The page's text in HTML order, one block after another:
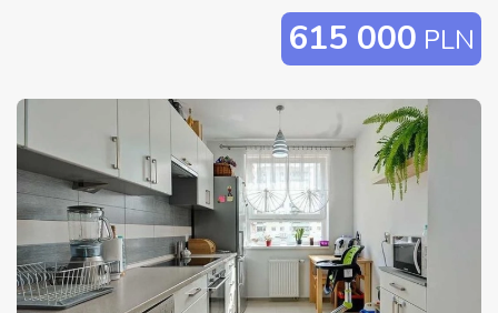
615 000 PLN